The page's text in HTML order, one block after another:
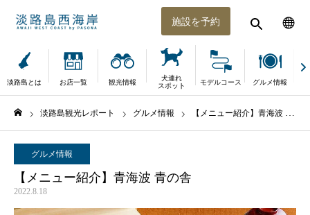
施設を予約
淡路島とは お店一覧 観光情報
犬連れ
スポット
モデルコース グルメ情報
淡路島観光レポート グルメ情報 【メニュー紹介】青海波 青の舎
グルメ情報
【メニュー紹介】青海波 青の舎
2022.8.18